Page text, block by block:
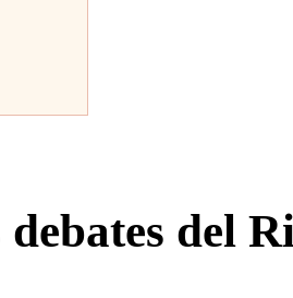
debates del